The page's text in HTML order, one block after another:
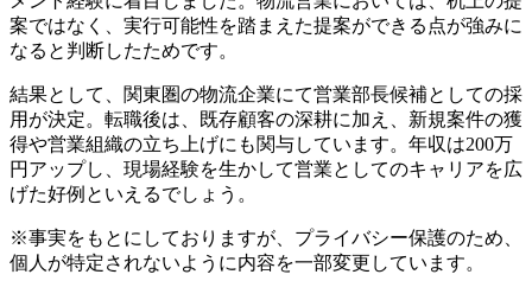
案ではなく、実行可能性を踏まえた提案ができる点が強みに
なると判断したためです。
結果として、関東圏の物流企業にて営業部長候補としての採
用が決定。転職後は、既存顧客の深耕に加え、新規案件の獲
得や営業組織の立ち上げにも関与しています。年収は200万
円アップし、現場経験を生かして営業としてのキャリアを広
げた好例といえるでしょう。
※事実をもとにしておりますが、プライバシー保護のため、
個人が特定されないように内容を一部変更しています。